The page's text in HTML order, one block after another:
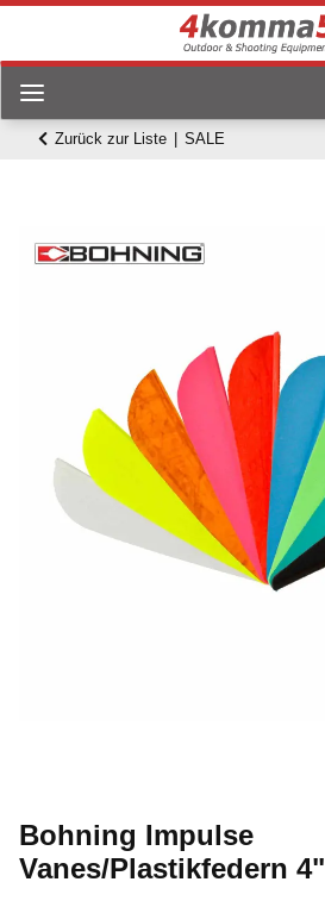
Zurück zur Liste SALE
Bohning Impulse
Vanes/Plastikfedern 4"